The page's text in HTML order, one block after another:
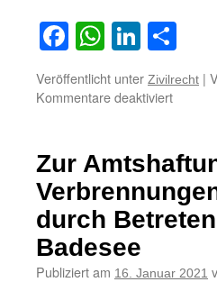
Facebook
Veröffentlicht unter Zivilrecht |
Kommentare deaktiviertfür
einer
bei
einem
Zur
durch
Badesee
Publiziert am 16. Januar 2021